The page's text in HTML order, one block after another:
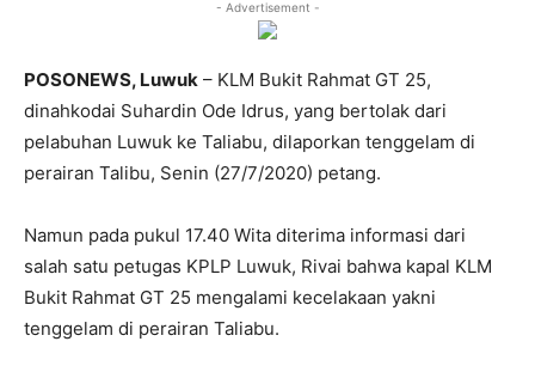
- Advertisement -
POSONEWS, Luwuk – KLM Bukit Rahmat GT 25,
dinahkodai Suhardin Ode Idrus, yang bertolak dari
pelabuhan Luwuk ke Taliabu, dilaporkan tenggelam di
perairan Talibu, Senin (27/7/2020) petang.
Namun pada pukul 17.40 Wita diterima informasi dari
salah satu petugas KPLP Luwuk, Rivai bahwa kapal KLM
Bukit Rahmat GT 25 mengalami kecelakaan yakni
tenggelam di perairan Taliabu.